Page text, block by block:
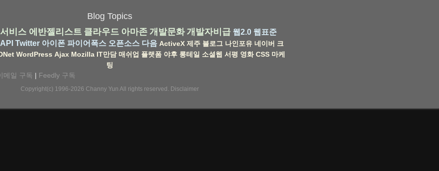
Blog Topics
비스 에반젤리스트 클라우드 아마존 개발문화 개발자비급 웹2.0 웹표준
Twitter 아이폰 파이어폭스 오픈소스 다음 ActiveX 제주 블로그 나인포유 네이버 크
WordPress Ajax Mozilla IT만담 매쉬업 플랫폼 야후 롱테일 소셜웹 서평 영화 CSS 마케
팅
메일 구독 | Feedly 구독
Copyright(c) 1996-2026 Channy Yun All rights reserved. Disclaimer